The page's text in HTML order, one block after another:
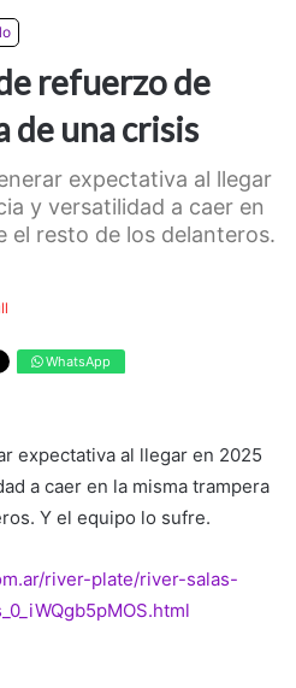
refuerzo de
de una crisis
expectativa al llegar
y versatilidad a caer en
el resto de los delanteros.
WhatsApp
expectativa al llegar en 2025
a caer en la misma trampera
Y el equipo lo sufre.
river-plate/river-salas-